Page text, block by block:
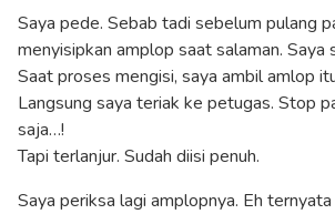
Saya pede. Sebab tadi sebelum pulang
menyisipkan amplop saat salaman. Saya
Saat proses mengisi, saya ambil amlop
Langsung saya teriak ke petugas. Stop
saja…!
Tapi terlanjur. Sudah diisi penuh.
Saya periksa lagi amplopnya. Eh ternyata